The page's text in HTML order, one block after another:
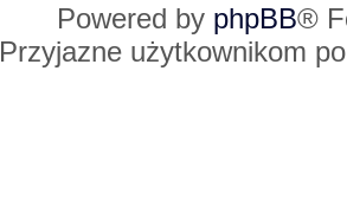
Powered by phpBB®
Przyjazne użytkownikom